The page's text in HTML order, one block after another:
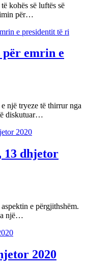
kohës së luftës së
për…
për emrin e
një tryeze të thirrur nga
diskutuar…
13 dhjetor
e përgjithshëm.
një…
2020